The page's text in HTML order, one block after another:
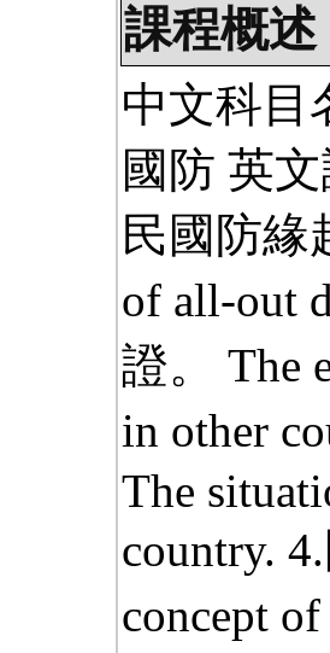
課程概述
中文科目
國防 英
民國防緣
of all-out
證。 The
in other
The
country.
concept